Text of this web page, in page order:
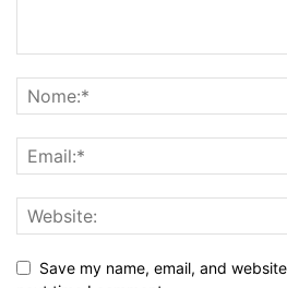
Save my name, email, and